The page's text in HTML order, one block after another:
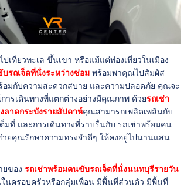
ที่ยวทะเล ขึ้นเขา หรือแม้แต่ท่องเที่ยวในเมือง
รถเจ็ดที่นั่งระหว่างซ่อมพร้อมพาคุณไปสัมผัส
มกับความสะดวกสบาย และความปลอดภัย คุณจะ
ารเดินทางที่แตกต่างอย่างมีคุณภาพ ด้วยรถเช่า
ลาดกระบังรายสัปดาห์คุณสามารถเพลิดเพลินกับ
ต็มที่ และการเดินทางที่ราบรื่นกับ รถเช่าพร้อมคน
ยคุณรักษาความทรงจำดีๆ ให้คงอยู่ไปนานแสน
ของ รถเช่าพร้อมคนขับรถเจ็ดที่นั่งนนทบุรีรายวัน
นครอบครัวหรือกลุ่มเพื่อน มีพื้นที่ส่วนตัว มีพื้นที่